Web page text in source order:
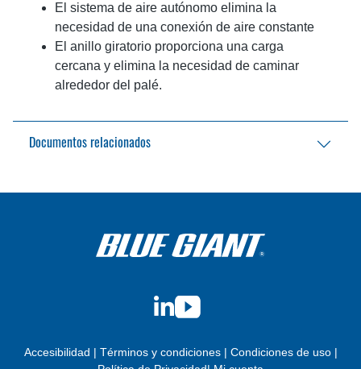
El sistema de aire autónomo elimina la
necesidad de una conexión de aire constante
El anillo giratorio proporciona una carga
cercana y elimina la necesidad de caminar
alrededor del palé.
Documentos relacionados
BlueGiant.General.DocumentOnlyAvailableInglés
Guía de políticas y procedimientos de
LinkedIn
YouTube
Accesibilidad | Términos y condiciones| Condiciones de uso|